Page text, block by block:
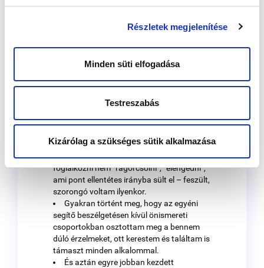
Részletek megjelenítése
Minden süti elfogadása
Testreszabás
Kizárólag a szükséges sütik alkalmazása
keserűség mellett mi lehet az, ami
bír.
Sőt még az is lehet, hogy ezek mind
jelentkeznek. Így voltam ezzel én is. Volt
olyan, hogy nagyon kedves barátaimmal
szakítottam meg a kapcsolatot, mert
éreztem, nem tudok társuk lenni a babavárás
Olyan is volt, hogy próbáltam iszonyú
erőfeszítések árán az egésszel nem
foglalkozni nem “rágörcsölni”, “elengedni”,
ami pont ellentétes irányba sült el – feszült,
szorongó voltam ilyenkor.
Gyakran történt meg, hogy az egyéni
segítő beszélgetésen kívül önismereti
csoportokban osztottam meg a bennem
dúló érzelmeket, ott kerestem és találtam is
támaszt minden alkalommal.
És aztán egyre jobban kezdett